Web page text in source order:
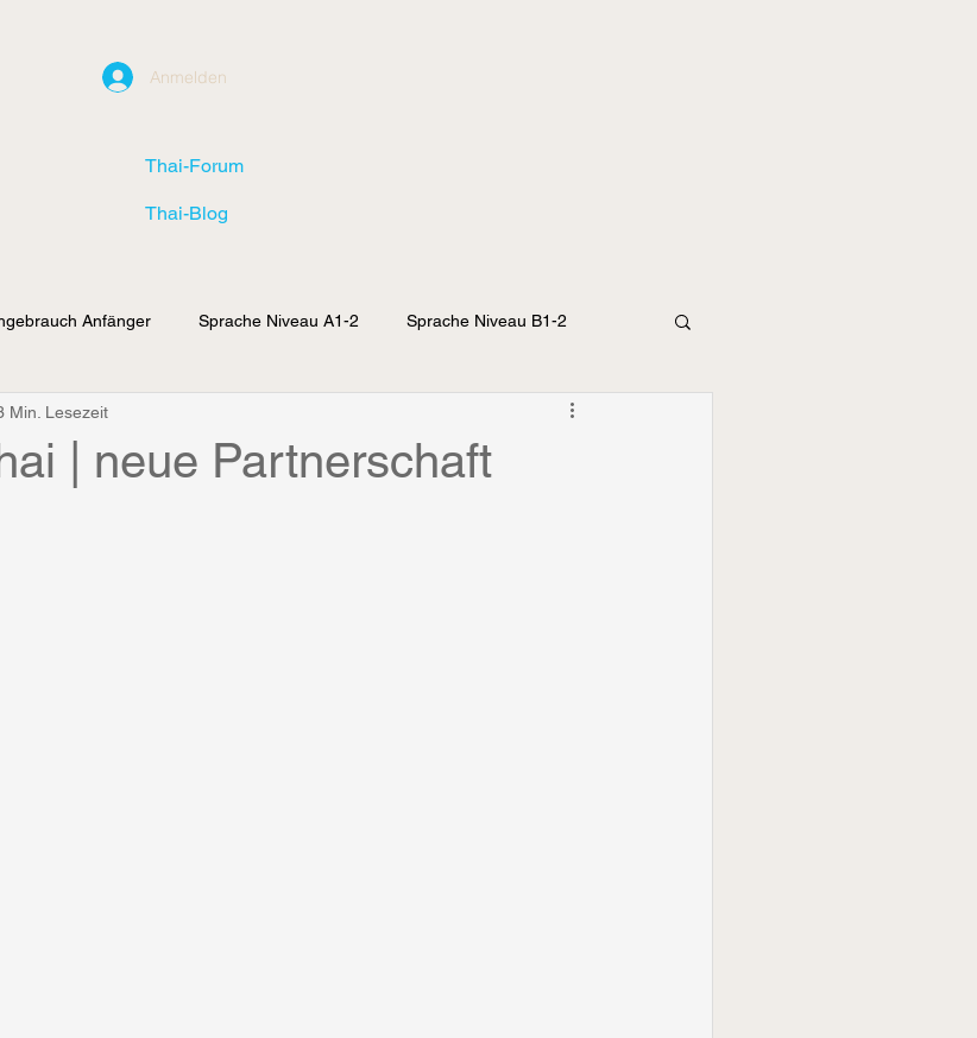
Thai-Blog
Anmelden
Thai-Forum
Anfänger Sprache Niveau A1-2 Sprache Niveau B1-2
online-Thai | Schilder lesen
| neue Partnerschaft
Min. Lesezeit